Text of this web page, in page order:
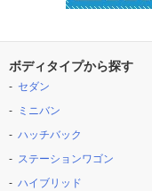
ボディタイプから探す
セダン
ミニバン
ハッチバック
ステーションワゴン
ハイブリッド